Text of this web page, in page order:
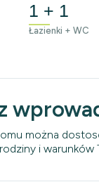
1 + 1
Łazienki + WC
można
i warunków